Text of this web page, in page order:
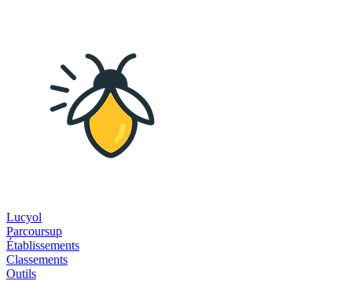
Lucyol
Parcoursup
Établissements
Classements
Outils